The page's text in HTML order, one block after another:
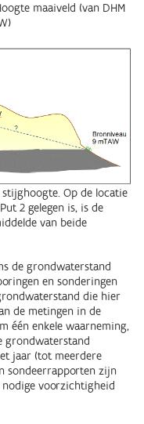
maaiveld (van DHM
Op de locatie
2 gelegen is, is de
van beide
de grondwaterstand
en sonderingen
die hier
de metingen in de
één enkele waarneming,
grondwaterstand
jaar (tot meerdere
sondeerrapporten zijn
voorzichtigheid